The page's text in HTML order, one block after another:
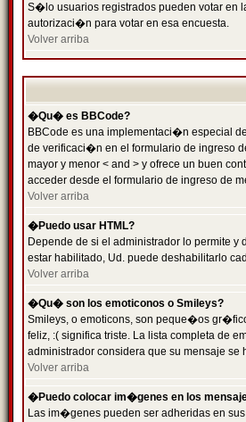
S�lo usuarios registrados pueden votar en
autorizaci�n para votar en esa encuesta.
Volver arriba
�Qu� es BBCode?
BBCode es una implementaci�n especial
de verificaci�n en el formulario de ingreso
mayor y menor < and > y ofrece un buen
acceder desde el formulario de ingreso de
Volver arriba
�Puedo usar HTML?
Depende de si el administrador lo permite
estar habilitado, Ud. puede deshabilitarlo
Volver arriba
�Qu� son los emoticonos o Smileys?
Smileys, o emoticons, son peque�os
feliz, :( significa triste. La lista completa de
administrador considera que su mensaje
Volver arriba
�Puedo colocar im�genes en los
Las im�genes pueden ser adheridas en